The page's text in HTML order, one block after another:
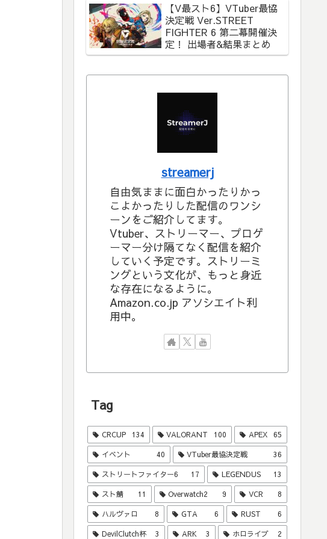
【V最スト6】VTuber最協
決定戦 Ver.STREET
FIGHTER 6 第二幕開催決
定！ 出場者&結果まとめ
streamerj
自由気ままに面白かったりかっ
こよかったりした配信のワンシ
ーンをご紹介してます。
Vtuber、ストリーマー、プロゲ
ーマー分け隔てなく配信を紹介
していく予定です。ストリーミ
ングという文化が、もっと身近
な存在になるように。
Amazon.co.jp アソシエイト利
用中。
Tag
CRCUP 134 VALORANT 100 APEX 65
イベント 40 VTuber最協決定戦 36
ストリートファイター6 17 LEGENDUS 13
スト鯖 11 Overwatch2 9 VCR 8
ハルヴァロ 8 GTA 6 RUST 6
DevilClutch杯 3 ARK 3 ホロライブ 2